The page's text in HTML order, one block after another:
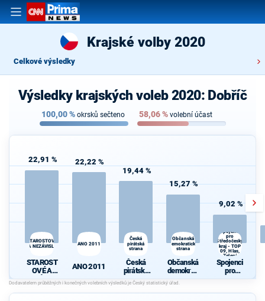
Krajské volby 2020
Celkové výsledky
Výsledky krajských voleb 2020: Dobříč
100,00% okrsků sečteno 58,06% volební účast
22,91 %
STAROSTOVÉ
A NEZÁVISLÍ
STAROST
OVÉ A
NEZÁVISL
Í
22,22 %
ANO 2011
ANO 2011
19,44 %
Česká
pirátská
strana
Česká
pirátská
strana
15,27 %
Občanská
demokratická
strana
Občanská
demokrati
cká strana
9,02 %
Spojenci
pro
Středočeský
kraj - TOP
09, Hlas,
Zelení
Spojenci
pro
Středočes
TOP 09,